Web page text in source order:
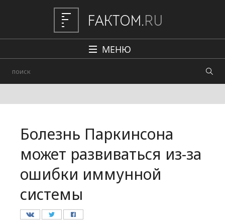
МЕНЮ
Авто
Происшествия
Редакция
Болезнь Паркинсона
может развиваться из-за
ошибки иммунной
системы